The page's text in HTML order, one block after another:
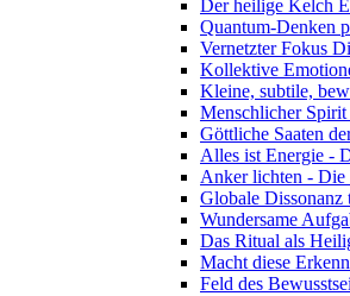
Der heilige Kelch
Quantum-Denken
Vernetzter Fokus
Kollektive
Kleine, subtile,
Menschlicher
Göttliche Saaten
Alles ist Energie -
Anker lichten - Die
Globale Dissonanz
Wundersame
Das Ritual als
Macht diese
Feld des